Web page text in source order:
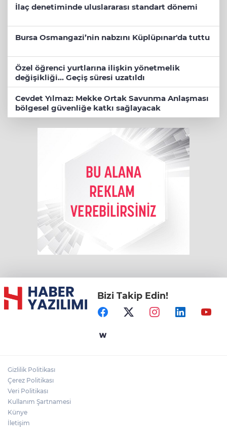
İlaç denetiminde uluslararası standart dönemi
Bursa Osmangazi’nin nabzını Küplüpınar'da tuttu
Özel öğrenci yurtlarına ilişkin yönetmelik
değişikliği... Geçiş süresi uzatıldı
Cevdet Yılmaz: Mekke Ortak Savunma Anlaşması
bölgesel güvenliğe katkı sağlayacak
Bizi Takip Edin!
Gizlilik Politikası
Çerez Politikası
Veri Politikası
Kullanım Şartnamesi
Künye
İletişim